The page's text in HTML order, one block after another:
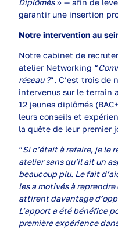
garantir une insertion
Notre intervention au
Notre cabinet de
atelier Networking “
réseau ?”. C’est trois de
intervenus sur le terrain
12 jeunes diplômés
leurs conseils et
la quête de leur premier
“Si c’était à refaire, je le
atelier sans qu’il ait un
beaucoup plu. Le fait
les a motivés à
attirent davantage
L’apport a été bénéfice
première expérience